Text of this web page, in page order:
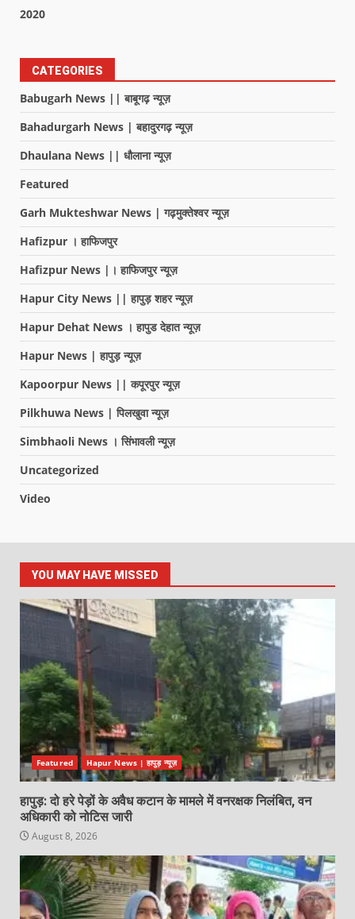
2020
CATEGORIES
Babugarh News || बाबूगढ़ न्यूज़
Bahadurgarh News | बहादुरगढ़ न्यूज़
Dhaulana News || धौलाना न्यूज़
Featured
Garh Mukteshwar News | गढ़मुक्तेश्वर न्यूज़
Hafizpur । हाफिजपुर
Hafizpur News |। हाफिजपुर न्यूज़
Hapur City News || हापुड़ शहर न्यूज़
Hapur Dehat News । हापुड देहात न्यूज़
Hapur News | हापुड़ न्यूज़
Kapoorpur News || कपूरपुर न्यूज़
Pilkhuwa News | पिलखुवा न्यूज़
Simbhaoli News । सिंभावली न्यूज़
Uncategorized
Video
YOU MAY HAVE MISSED
Featured Hapur News | हापुड़ न्यूज़
हापुड़: दो हरे पेड़ों के अवैध कटान के मामले में वनरक्षक निलंबित, वन
अधिकारी को नोटिस जारी
August 8, 2026